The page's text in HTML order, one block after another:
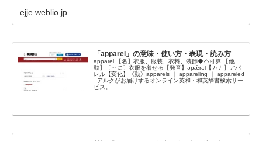
ejje.weblio.jp
「apparel」の意味・使い方・表現・読み方
apparel 【名】衣服、服装、衣料、装飾◆不可算 【他
動】〔～に〕衣服を着せる【発音】əpǽrəl【カナ】アパ
レル【変化】《動》apparels ｜ appareling ｜ appareled
- アルクがお届けするオンライン英和・和英辞書検索サー
ビス。